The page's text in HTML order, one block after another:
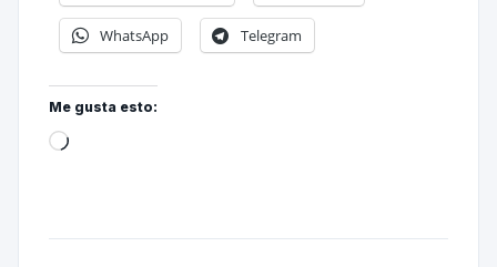
WhatsApp Telegram
Me gusta esto: